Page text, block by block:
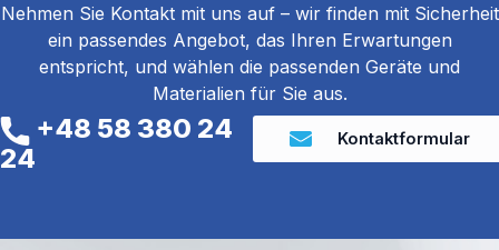
Nehmen Sie Kontakt mit uns auf – wir finden mit Sicherheit
ein passendes Angebot, das Ihren Erwartungen
entspricht, und wählen die passenden Geräte und
Materialien für Sie aus.
+48 58 380 24
24
Kontaktformular